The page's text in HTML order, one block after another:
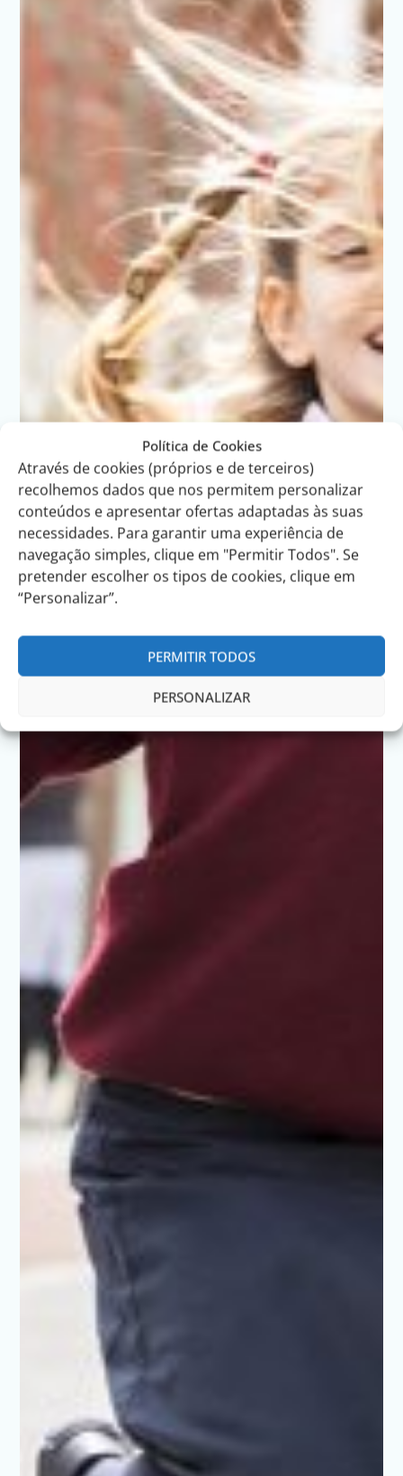
Política de Cookies
Através de cookies (próprios e de terceiros)
recolhemos dados que nos permitem personalizar
conteúdos e apresentar ofertas adaptadas às suas
necessidades. Para garantir uma experiência de
navegação simples, clique em "Permitir Todos". Se
pretender escolher os tipos de cookies, clique em
“Personalizar”.
PERMITIR TODOS
PERSONALIZAR